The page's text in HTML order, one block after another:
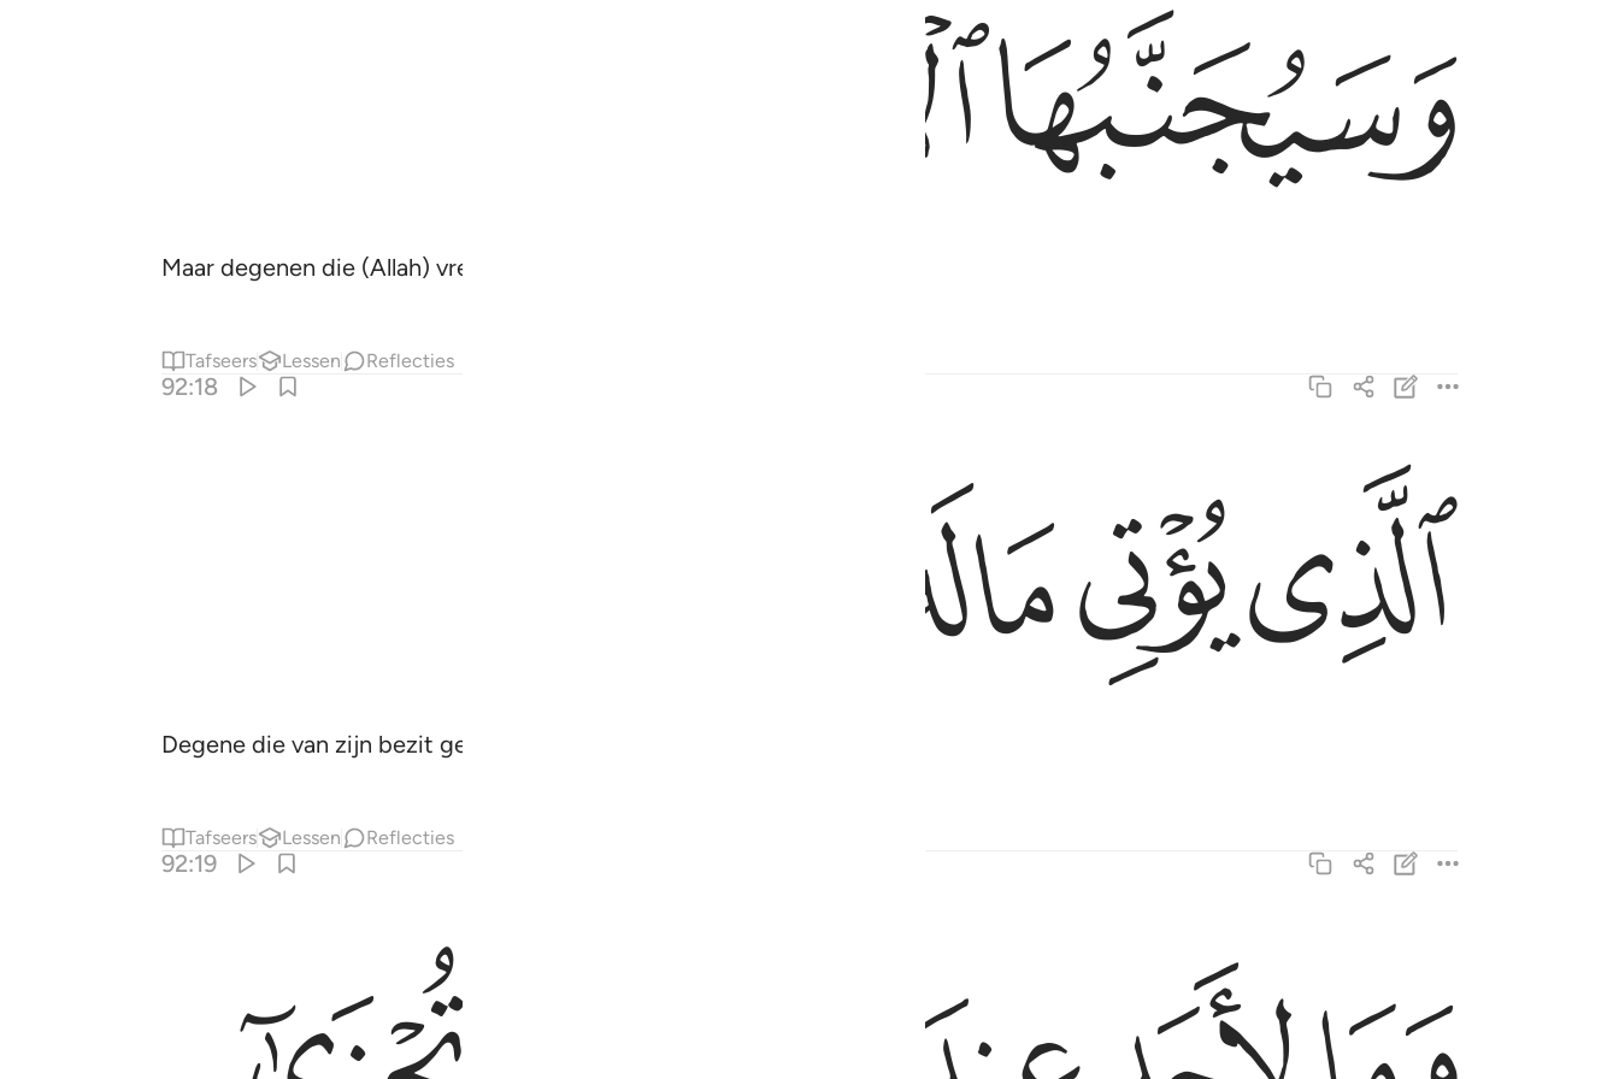
ﱡﱢ
Maar degenen die (Allah) vrezen zal daar ver van gehouden worden.
Tafseers Lessen Reflecties
92:18
الذي يوتي ماله يتزكى ١٨
ٱلَّذِى يُؤْتِى مَالَهُۥ يَتَزَكَّىٰ ١٨
ﱤﱥﱦ
Degene die van zijn bezit geeft om zich te reinigen.
Tafseers Lessen Reflecties
92:19
وَمَا لِأَحَدٍ عِندَهُۥ مِن نِّعْمَةٍۢ تُجْزَىٰٓ ١٩